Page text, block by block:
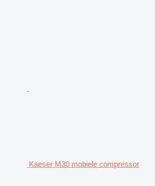
Kaeser M30 mobiele compressor